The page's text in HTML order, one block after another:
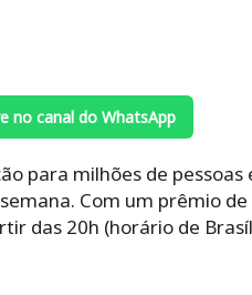
no canal do WhatsApp
para milhões de pessoas
Com um prêmio de
das 20h (horário de